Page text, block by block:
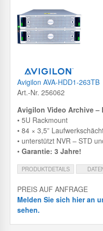
Avigilon AVA-HDD1-263TB
Art.-Nr. 256062
Avigilon Video Archive –
• 5U Rackmount
• 84 × 3,5”
• unterstützt NVR – STD
• Garantie: 3 Jahre!
PRODUKTDETAILS
PREIS AUF ANFRAGE
Melden Sie sich hier an
sehen.